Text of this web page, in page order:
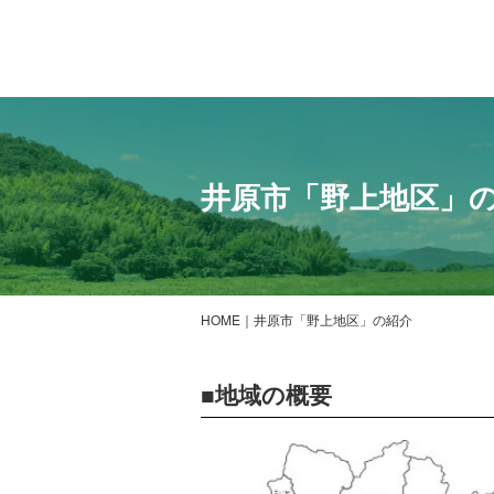
井原市「野上地区」
HOME 井原市「野上地区」の紹介
地域の概要